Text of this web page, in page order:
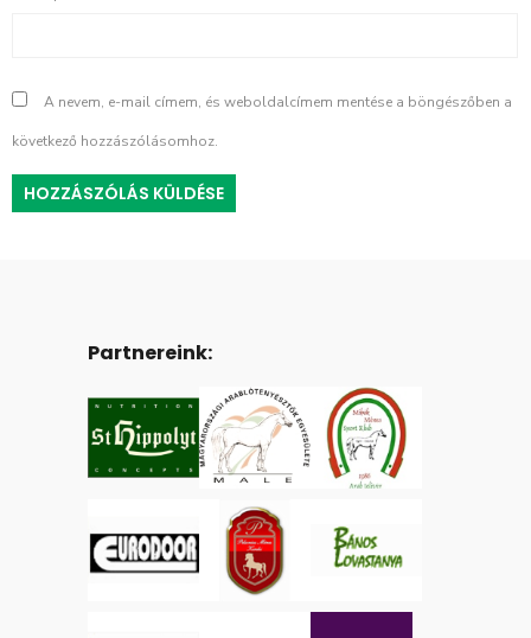
A nevem, e-mail címem, és weboldalcímem mentése a böngészőben a
következő hozzászólásomhoz.
Partnereink: